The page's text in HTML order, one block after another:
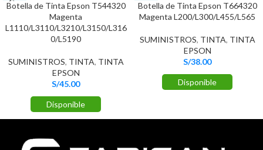
Botella de Tinta Epson T544320
Magenta
L1110/L3110/L3210/L3150/L316
0/L5190
SUMINISTROS, TINTA, TINTA
EPSON
S/45.00
Disponible
Botella de Tinta Epson T664320
Magenta L200/L300/L455/L565
SUMINISTROS, TINTA, TINTA
EPSON
S/38.00
Disponible